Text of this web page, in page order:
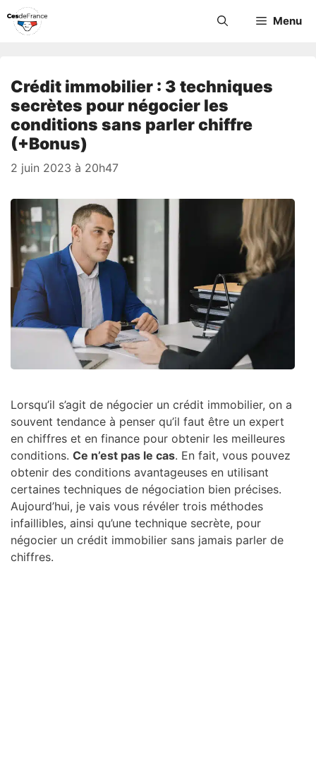
Aller
Menu
Crédit immobilier : 3 techniques
secrètes pour négocier les
conditions sans parler chiffre
(+Bonus)
2 juin 2023 à 20h47
Lorsqu’il s’agit de négocier un crédit immobilier, on a
souvent tendance à penser qu’il faut être un expert
en chiffres et en finance pour obtenir les meilleures
conditions. Ce n’est pas le cas. En fait, vous pouvez
obtenir des conditions avantageuses en utilisant
certaines techniques de négociation bien précises.
Aujourd’hui, je vais vous révéler trois méthodes
infaillibles, ainsi qu’une technique secrète, pour
négocier un crédit immobilier sans jamais parler de
chiffres.